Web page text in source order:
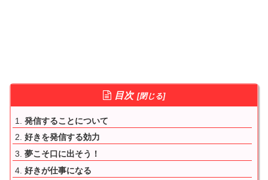
目次
発信することについて
好きを発信する効力
夢こそ口に出そう！
好きが仕事になる